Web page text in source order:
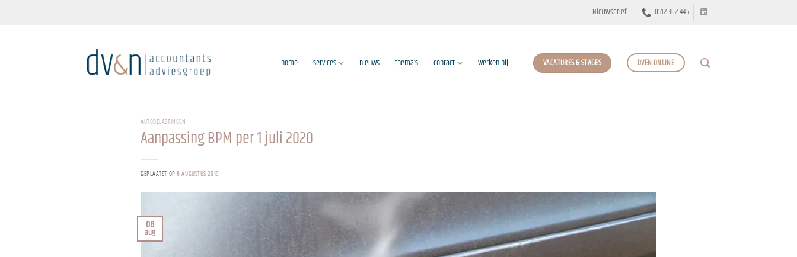
Nieuwsbrief 0512 362 445
home services nieuws thema’s contact werken bij VACATURES & STAGES DVEN ONLINE
AUTOBELASTINGEN
Aanpassing BPM per 1 juli 2020
GEPLAATST OP8 AUGUSTUS 2019
08
aug